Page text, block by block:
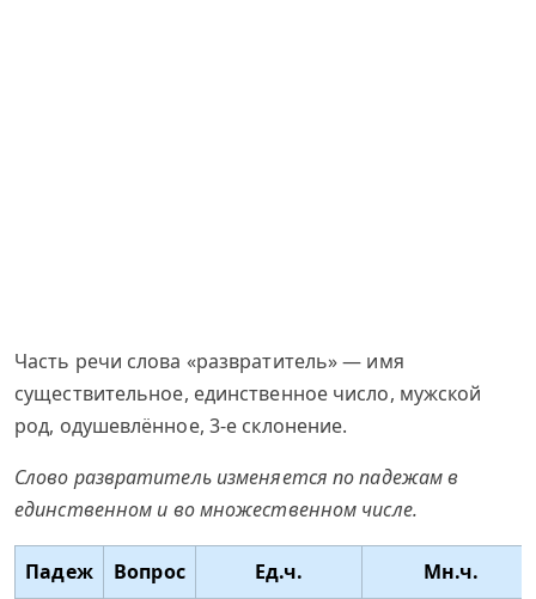
Часть речи слова «развратитель» — имя
существительное, единственное число, мужской
род, одушевлённое, 3-е склонение.
Слово развратитель изменяется по падежам в
единственном и во множественном числе.
Падеж Вопрос Ед.ч.
Мн.ч.